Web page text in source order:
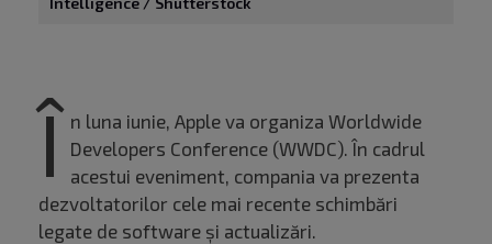
Î n luna iunie, Apple va organiza Worldwide
Developers Conference (WWDC). În cadrul
acestui eveniment, compania va prezenta
dezvoltatorilor cele mai recente schimbări
legate de software și actualizări.